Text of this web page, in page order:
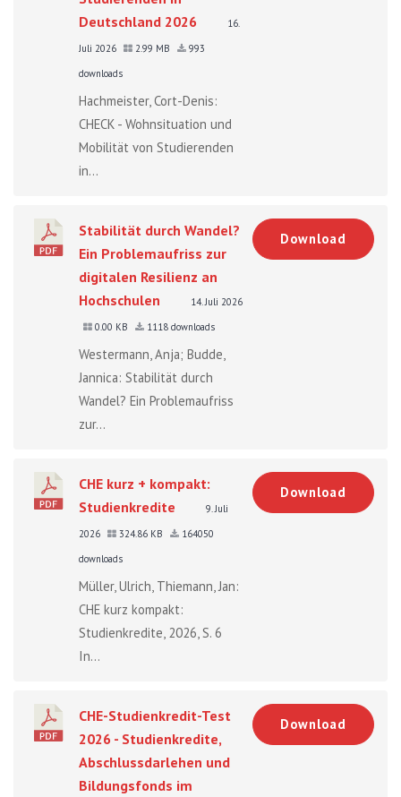
Deutschland 2026
16.
Juli 2026
2.99 MB
993
downloads
Hachmeister, Cort-Denis:
CHECK - Wohnsituation und
Mobilität von Studierenden
in...
Stabilität durch Wandel?
Ein Problemaufriss zur
digitalen Resilienz an
Hochschulen
14. Juli 2026
0.00 KB
1118 downloads
Westermann, Anja; Budde,
Jannica: Stabilität durch
Wandel? Ein Problemaufriss
zur...
Download
CHE kurz + kompakt:
Studienkredite
9. Juli
2026
324.86 KB
164050
downloads
Müller, Ulrich, Thiemann, Jan:
CHE kurz kompakt:
Studienkredite, 2026, S. 6
In...
Download
CHE-Studienkredit-Test
2026 - Studienkredite,
Abschlussdarlehen und
Bildungsfonds im
Download